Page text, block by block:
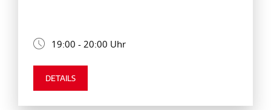
19:00 - 20:00 Uhr
DETAILS